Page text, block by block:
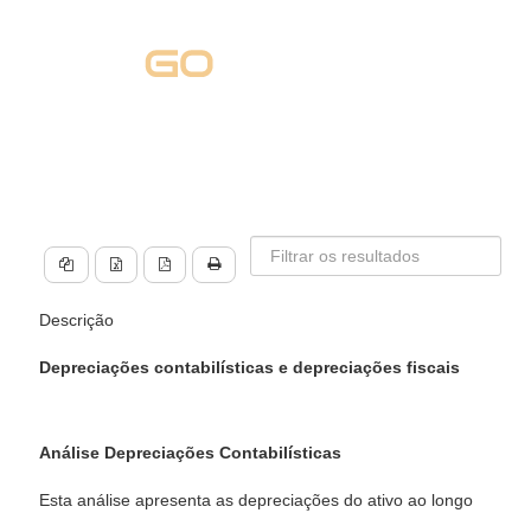
Descrição
Depreciações contabilísticas e depreciações fiscais
Análise Depreciações Contabilísticas
Esta análise apresenta as depreciações do ativo ao longo